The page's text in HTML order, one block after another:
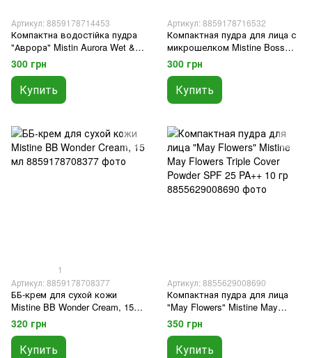
Артикул: 8859178714453
Компактна водостійка пудра
"Аврора" Mistin Aurora Wet &
Dry Powder SPF 30 PA++ 10 гр
300 грн
Купить
Артикул: 8859178716532
Компактная пудра для лица с
микрошелком Mistine Boss
Micro Silk Super Powder SPF 25
PA++ 10 гр
300 грн
Купить
1
Артикул: 8859178708377
ББ-крем для сухой кожи
Mistine BB Wonder Cream, 15
мл
320 грн
Купить
Артикул: 8855629008690
Компактная пудра для лица
"May Flowers" Mistine May
Flowers Triple Cover Powder
SPF 25 PA++ 10 гр
350 грн
Купить